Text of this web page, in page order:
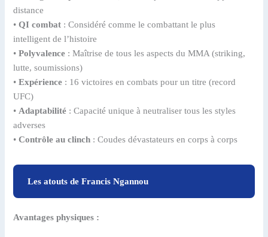
distance
•QI combat : Considéré comme le combattant le plus
intelligent de l’histoire
•Polyvalence : Maîtrise de tous les aspects du MMA (striking,
lutte, soumissions)
•Expérience : 16 victoires en combats pour un titre (record
UFC)
•Adaptabilité : Capacité unique à neutraliser tous les styles
adverses
•Contrôle au clinch : Coudes dévastateurs en corps à corps
Les atouts de Francis Ngannou
Avantages physiques :